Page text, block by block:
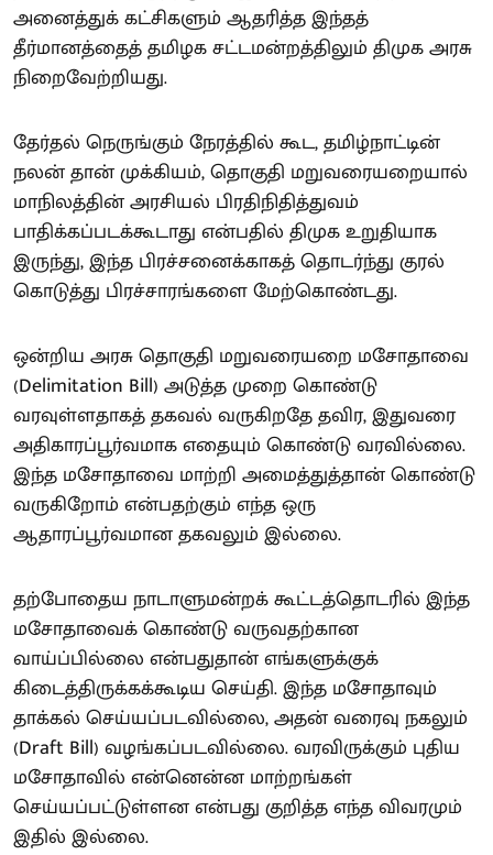
அனைத்துக் கட்சிகளும் ஆதரித்த இந்தத்
தீர்மானத்தைத் தமிழக சட்டமன்றத்திலும் திமுக அரசு
நிறைவேற்றியது.
தேர்தல் நெருங்கும் நேரத்தில் கூட, தமிழ்நாட்டின்
நலன் தான் முக்கியம், தொகுதி மறுவரையறையால்
மாநிலத்தின் அரசியல் பிரதிநிதித்துவம்
பாதிக்கப்படக்கூடாது என்பதில் திமுக உறுதியாக
இருந்து, இந்த பிரச்சனைக்காகத் தொடர்ந்து குரல்
கொடுத்து பிரச்சாரங்களை மேற்கொண்டது.
ஒன்றிய அரசு தொகுதி மறுவரையறை மசோதாவை
(Delimitation Bill) அடுத்த முறை கொண்டு
வரவுள்ளதாகத் தகவல் வருகிறதே தவிர, இதுவரை
அதிகாரப்பூர்வமாக எதையும் கொண்டு வரவில்லை.
இந்த மசோதாவை மாற்றி அமைத்துத்தான் கொண்டு
வருகிறோம் என்பதற்கும் எந்த ஒரு
ஆதாரப்பூர்வமான தகவலும் இல்லை.
தற்போதைய நாடாளுமன்றக் கூட்டத்தொடரில் இந்த
மசோதாவைக் கொண்டு வருவதற்கான
வாய்ப்பில்லை என்பதுதான் எங்களுக்குக்
கிடைத்திருக்கக்கூடிய செய்தி. இந்த மசோதாவும்
தாக்கல் செய்யப்படவில்லை, அதன் வரைவு நகலும்
(Draft Bill) வழங்கப்படவில்லை. வரவிருக்கும் புதிய
மசோதாவில் என்னென்ன மாற்றங்கள்
செய்யப்பட்டுள்ளன என்பது குறித்த எந்த விவரமும்
இதில் இல்லை.